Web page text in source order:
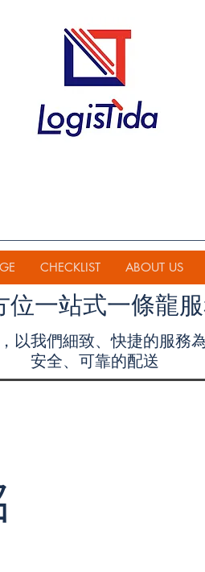
CHECKLIST ABOUT US
位一站式一條龍
以我們細致、快捷的服務
安全、可靠的配送